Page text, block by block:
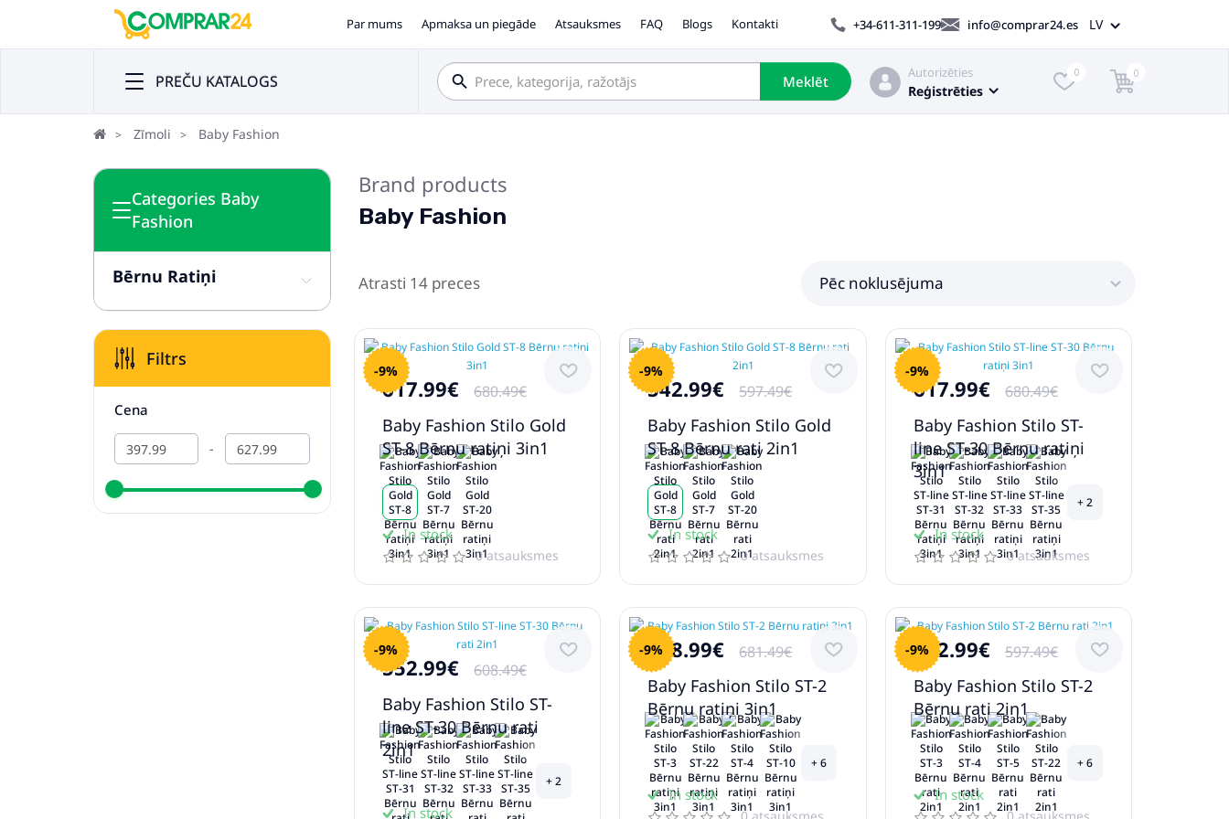
Par mums Apmaksa un piegāde Atsauksmes FAQ Blogs Kontakti +34-611-311-199 info@comprar24.es LV
PREČU KATALOGS Meklēt
Autorizēties
Reģistrēties
0 0
Zīmoli Baby Fashion
Categories Baby
Fashion
Bērnu Ratiņi
Filtrs
Cena
-
Brand products
Baby Fashion
Atrasti 14 preces Pēc noklusējuma
-9%
617.99€ 680.49€
Baby Fashion Stilo Gold
ST-8 Bērnu ratiņi 3in1
In stock
0 atsauksmes
-9%
542.99€ 597.49€
Baby Fashion Stilo Gold
ST-8 Bērnu rati 2in1
In stock
0 atsauksmes
-9%
617.99€ 680.49€
Baby Fashion Stilo ST-
line ST-30 Bērnu ratiņi
3in1
+ 2
In stock
0 atsauksmes
-9%
552.99€ 608.49€
Baby Fashion Stilo ST-
line ST-30 Bērnu rati
2in1
+ 2
In stock
-9%
618.99€ 681.49€
Baby Fashion Stilo ST-2
Bērnu ratiņi 3in1
+ 6
In stock
-9%
542.99€ 597.49€
Baby Fashion Stilo ST-2
Bērnu rati 2in1
+ 6
In stock